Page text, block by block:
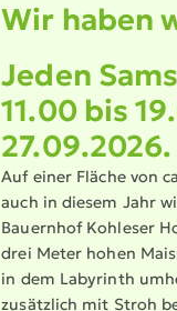
Wir haben
Jeden
11.00 bis
27.09.2026.
Auf einer Fläche von
auch in diesem Jahr
Bauernhof Kohleser
drei Meter hohen
in dem Labyrinth
zusätzlich mit Stroh